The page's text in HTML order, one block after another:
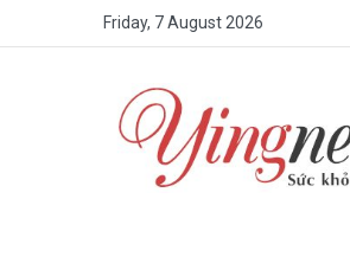
Friday, 7 August 2026